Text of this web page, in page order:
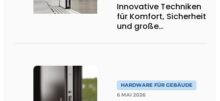
Innovative Techniken
für Komfort, Sicherheit
und große
HARDWARE FÜR GEBÄUDE
6 MAI 2026